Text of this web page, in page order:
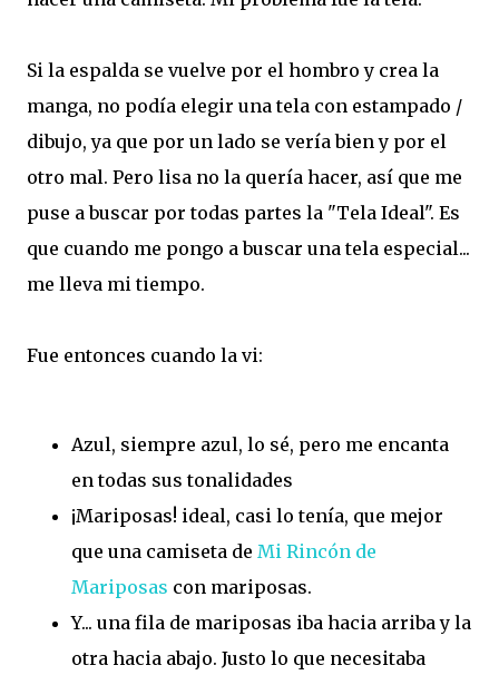
Si la espalda se vuelve por el hombro y crea la
manga, no podía elegir una tela con estampado /
dibujo, ya que por un lado se vería bien y por el
otro mal. Pero lisa no la quería hacer, así que me
puse a buscar por todas partes la "Tela Ideal". Es
que cuando me pongo a buscar una tela especial...
me lleva mi tiempo.
Fue entonces cuando la vi:
Azul, siempre azul, lo sé, pero me encanta
en todas sus tonalidades
¡Mariposas! ideal, casi lo tenía, que mejor
que una camiseta de Mi Rincón de
Mariposas con mariposas.
Y... una fila de mariposas iba hacia arriba y la
otra hacia abajo. Justo lo que necesitaba